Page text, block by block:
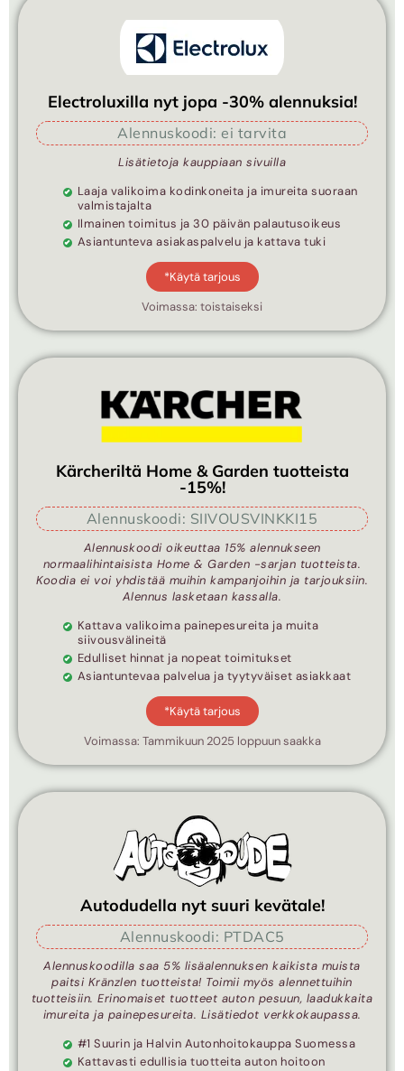
Electroluxilla nyt jopa -30% alennuksia!
Alennuskoodi: ei tarvita
Lisätietoja kauppiaan sivuilla
Laaja valikoima kodinkoneita ja imureita suoraan
valmistajalta
Ilmainen toimitus ja 30 päivän palautusoikeus
Asiantunteva asiakaspalvelu ja kattava tuki
*Käytä tarjous
Voimassa: toistaiseksi
Kärcheriltä Home & Garden tuotteista
-15%!
Alennuskoodi: SIIVOUSVINKKI15
Alennuskoodi oikeuttaa 15% alennukseen
normaalihintaisista Home & Garden -sarjan tuotteista.
Koodia ei voi yhdistää muihin kampanjoihin ja tarjouksiin.
Alennus lasketaan kassalla.
Kattava valikoima painepesureita ja muita
siivousvälineitä
Edulliset hinnat ja nopeat toimitukset
Asiantuntevaa palvelua ja tyytyväiset asiakkaat
*Käytä tarjous
Voimassa: Tammikuun 2025 loppuun saakka
Autodudella nyt suuri kevätale!
Alennuskoodi: PTDAC5
Alennuskoodilla saa 5% lisäalennuksen kaikista muista
paitsi Kränzlen tuotteista! Toimii myös alennettuihin
tuotteisiin. Erinomaiset tuotteet auton pesuun, laadukkaita
imureita ja painepesureita. Lisätiedot verkkokaupassa.
#1 Suurin ja Halvin Autonhoitokauppa Suomessa
Kattavasti edullisia tuotteita auton hoitoon